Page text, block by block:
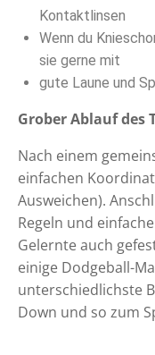
Kontaktlinsen
Wenn du
sie gerne mit
gute Laune und
Grober Ablauf des
Nach einem
einfachen
Ausweichen).
Regeln und
Gelernte auch
einige Dodgeball-
unterschiedlichste
Down und so zum